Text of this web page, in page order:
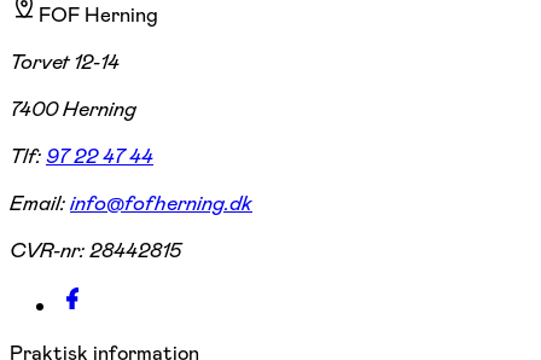
FOF Herning
Torvet 12-14
7400 Herning
Tlf:97 22 47 44
Email:info@fofherning.dk
CVR-nr:28442815
Praktisk information